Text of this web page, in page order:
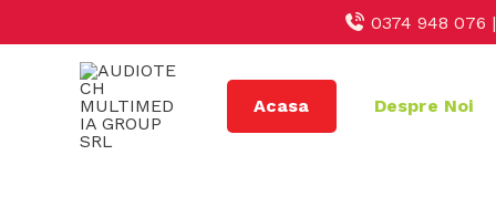
to
0374 948 076 |
Acasa Despre Noi